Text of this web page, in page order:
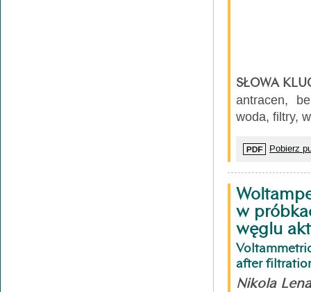
SŁOWA
antracen,
woda, filtry,
Pobierz
w
węglu
after
Nikola